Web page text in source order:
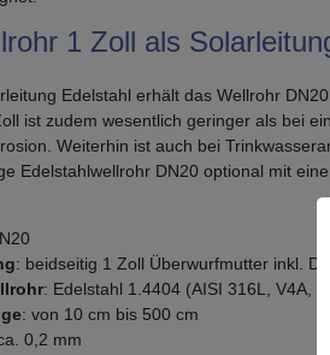
1 Zoll als
Edelstahl erhält das Wellrohr
ist zudem wesentlich geringer als bei
Weiterhin ist auch bei
Edelstahlwellrohr DN20 optional mit
: beidseitig 1 Zoll Überwurfmutter inkl.
: Edelstahl 1.4404 (AISI 316L, V4A,
: von 10 cm bis 500 cm
0,2 mm